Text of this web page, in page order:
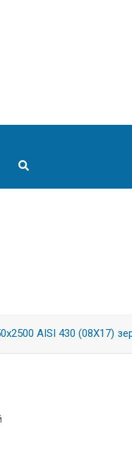
AISI 430 (08Х17)